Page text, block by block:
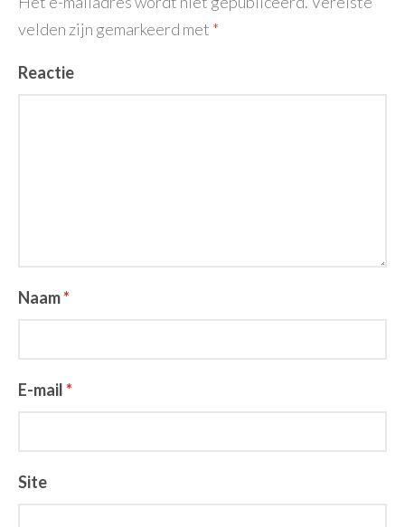
velden zijn gemarkeerd met *
Reactie
Naam*
E-mail*
Site